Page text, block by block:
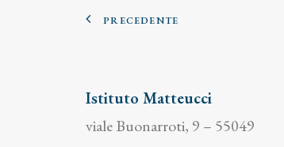
PRECEDENTE
Istituto Matteucci
viale Buonarroti, 9 – 55049